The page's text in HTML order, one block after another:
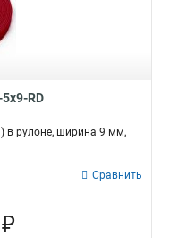
RD
в рулоне, ширина 9 мм,
Сравнить